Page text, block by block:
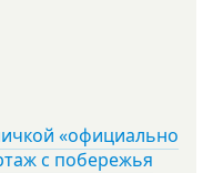
«официально
с побережья